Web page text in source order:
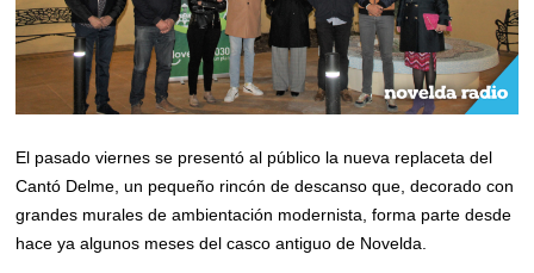
El pasado viernes se presentó al público la nueva replaceta del
Cantó Delme, un pequeño rincón de descanso que, decorado con
grandes murales de ambientación modernista, forma parte desde
hace ya algunos meses del casco antiguo de Novelda.